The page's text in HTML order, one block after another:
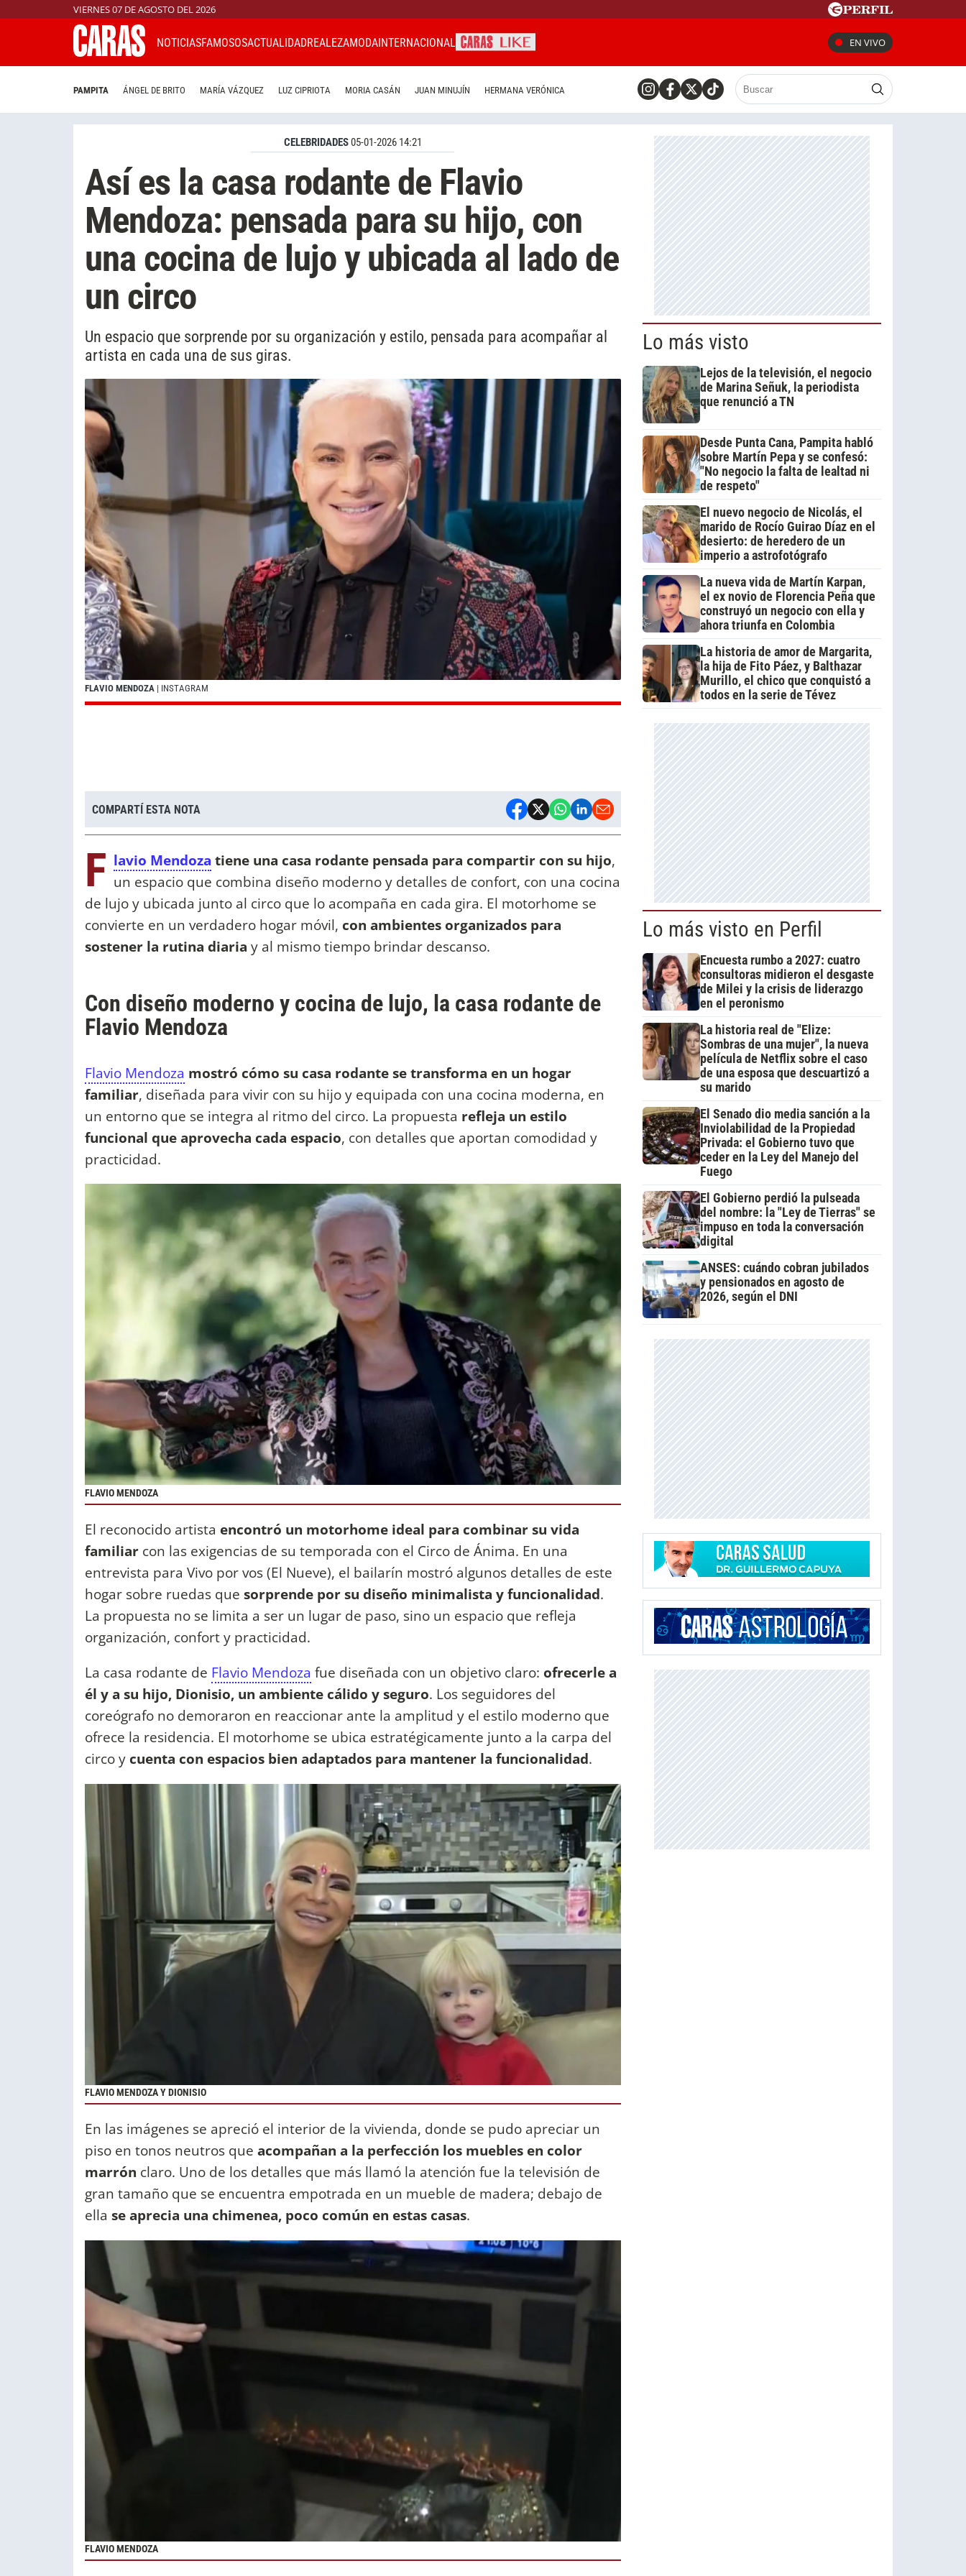
VIERNES 07 DE AGOSTO DEL 2026
NOTICIASFAMOSOSACTUALIDADREALEZAMODAINTERNACIONAL EN VIVO
PAMPITA ÁNGEL DE BRITO MARÍA VÁZQUEZ LUZ CIPRIOTA MORIA CASÁN JUAN MINUJÍN HERMANA VERÓNICA
CELEBRIDADES05-01-2026 14:21
Así es la casa rodante de Flavio
Mendoza: pensada para su hijo, con
una cocina de lujo y ubicada al lado de
un circo
Un espacio que sorprende por su organización y estilo, pensada para acompañar al
artista en cada una de sus giras.
FLAVIO MENDOZA | INSTAGRAM
COMPARTÍ ESTA NOTA
F lavio Mendoza tiene una casa rodante pensada para compartir con su hijo,
un espacio que combina diseño moderno y detalles de confort, con una cocina
de lujo y ubicada junto al circo que lo acompaña en cada gira. El motorhome se
convierte en un verdadero hogar móvil, con ambientes organizados para
sostener la rutina diaria y al mismo tiempo brindar descanso.
Con diseño moderno y cocina de lujo, la casa rodante de
Flavio Mendoza
Flavio Mendoza mostró cómo su casa rodante se transforma en un hogar
familiar, diseñada para vivir con su hijo y equipada con una cocina moderna, en
un entorno que se integra al ritmo del circo. La propuesta refleja un estilo
funcional que aprovecha cada espacio, con detalles que aportan comodidad y
practicidad.
FLAVIO MENDOZA
El reconocido artista encontró un motorhome ideal para combinar su vida
familiar con las exigencias de su temporada con el Circo de Ánima. En una
entrevista para Vivo por vos (El Nueve), el bailarín mostró algunos detalles de este
hogar sobre ruedas que sorprende por su diseño minimalista y funcionalidad.
La propuesta no se limita a ser un lugar de paso, sino un espacio que refleja
organización, confort y practicidad.
La casa rodante de Flavio Mendoza fue diseñada con un objetivo claro: ofrecerle a
él y a su hijo, Dionisio, un ambiente cálido y seguro. Los seguidores del
coreógrafo no demoraron en reaccionar ante la amplitud y el estilo moderno que
ofrece la residencia. El motorhome se ubica estratégicamente junto a la carpa del
circo y cuenta con espacios bien adaptados para mantener la funcionalidad.
FLAVIO MENDOZA Y DIONISIO
En las imágenes se apreció el interior de la vivienda, donde se pudo apreciar un
piso en tonos neutros que acompañan a la perfección los muebles en color
marrón claro. Uno de los detalles que más llamó la atención fue la televisión de
gran tamaño que se encuentra empotrada en un mueble de madera; debajo de
ella se aprecia una chimenea, poco común en estas casas.
FLAVIO MENDOZA
Lo más visto
Lejos de la televisión, el negocio
de Marina Señuk, la periodista
que renunció a TN
Desde Punta Cana, Pampita habló
sobre Martín Pepa y se confesó:
"No negocio la falta de lealtad ni
de respeto"
El nuevo negocio de Nicolás, el
marido de Rocío Guirao Díaz en el
desierto: de heredero de un
imperio a astrofotógrafo
La nueva vida de Martín Karpan,
el ex novio de Florencia Peña que
construyó un negocio con ella y
ahora triunfa en Colombia
La historia de amor de Margarita,
la hija de Fito Páez, y Balthazar
Murillo, el chico que conquistó a
todos en la serie de Tévez
Lo más visto en Perfil
Encuesta rumbo a 2027: cuatro
consultoras midieron el desgaste
de Milei y la crisis de liderazgo
en el peronismo
La historia real de "Elize:
Sombras de una mujer", la nueva
película de Netflix sobre el caso
de una esposa que descuartizó a
su marido
El Senado dio media sanción a la
Inviolabilidad de la Propiedad
Privada: el Gobierno tuvo que
ceder en la Ley del Manejo del
Fuego
El Gobierno perdió la pulseada
del nombre: la "Ley de Tierras" se
impuso en toda la conversación
digital
ANSES: cuándo cobran jubilados
y pensionados en agosto de
2026, según el DNI